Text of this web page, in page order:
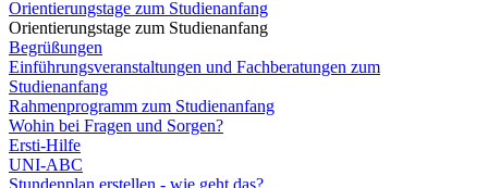
Orientierungstage zum Studienanfang
Orientierungstage zum Studienanfang
Begrüßungen
Einführungsveranstaltungen und Fachberatungen zum
Studienanfang
Rahmenprogramm zum Studienanfang
Wohin bei Fragen und Sorgen?
Ersti-Hilfe
UNI-ABC
Stundenplan erstellen - wie geht das?